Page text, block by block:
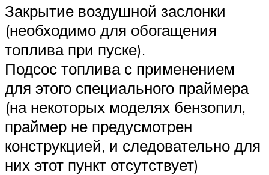
Закрытие воздушной заслонки
(необходимо для обогащения
топлива при пуске).
Подсос топлива с применением
для этого специального праймера
(на некоторых моделях бензопил,
праймер не предусмотрен
конструкцией, и следовательно для
них этот пункт отсутствует)